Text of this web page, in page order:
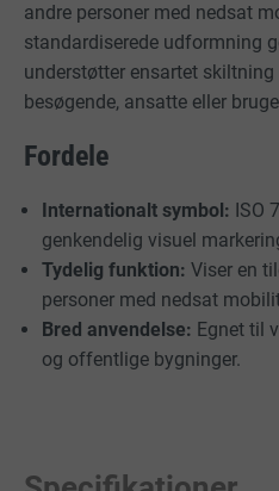
andre personer med nedsat
standardiserede udformning
understøtter ensartet
besøgende, ansatte eller
Fordele
Internationalt symbol: ISO
genkendelig visuel
Tydelig funktion: Viser en
personer med nedsat
Bred anvendelse: Egnet til
og offentlige bygninger.